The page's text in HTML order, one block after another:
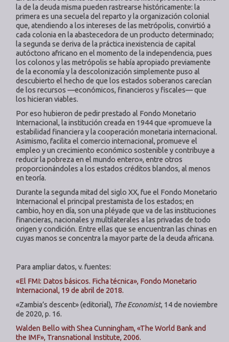
la de la deuda misma pueden rastrearse históricamente: la
primera es una secuela del reparto y la organización colonial
que, atendiendo a los intereses de las metrópolis, convirtió a
cada colonia en la abastecedora de un producto determinado;
la segunda se deriva de la práctica inexistencia de capital
autóctono africano en el momento de la independencia, pues
los colonos y las metrópolis se había apropiado previamente
de la economía y la descolonización simplemente puso al
descubierto el hecho de que los estados soberanos carecían
de los recursos —económicos, financieros y fiscales— que
los hicieran viables.
Por eso hubieron de pedir prestado al Fondo Monetario
Internacional, la institución creada en 1944 que «promueve la
estabilidad financiera y la cooperación monetaria internacional.
Asimismo, facilita el comercio internacional, promueve el
empleo y un crecimiento económico sostenible y contribuye a
reducir la pobreza en el mundo entero», entre otros
proporcionándoles a los estados créditos blandos, al menos
en teoría.
Durante la segunda mitad del siglo XX, fue el Fondo Monetario
Internacional el principal prestamista de los estados; en
cambio, hoy en día, son una pléyade que va de las instituciones
financieras, nacionales y multilaterales a las privadas de todo
origen y condición. Entre ellas que se encuentran las chinas en
cuyas manos se concentra la mayor parte de la deuda africana.
Para ampliar datos, v. fuentes:
«El FMI: Datos básicos. Ficha técnica», Fondo Monetario
Internacional, 19 de abril de 2018.
«Zambia’s descent» (editorial), The Economist, 14 de noviembre
de 2020, p. 16.
Walden Bello with Shea Cunningham, «The World Bank and
the IMF», Transnational Institute, 2006.